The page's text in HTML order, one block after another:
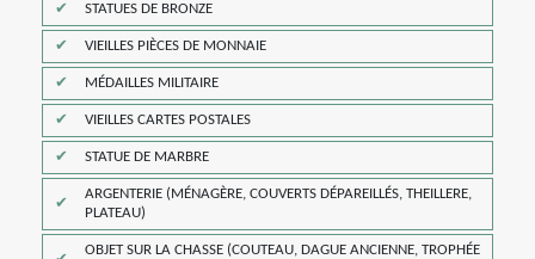
STATUES DE BRONZE
VIEILLES PIÈCES DE MONNAIE
MÉDAILLES MILITAIRE
VIEILLES CARTES POSTALES
STATUE DE MARBRE
ARGENTERIE (MÉNAGÈRE, COUVERTS DÉPAREILLÉS, THEILLERE,
PLATEAU)
OBJET SUR LA CHASSE (COUTEAU, DAGUE ANCIENNE, TROPHÉE